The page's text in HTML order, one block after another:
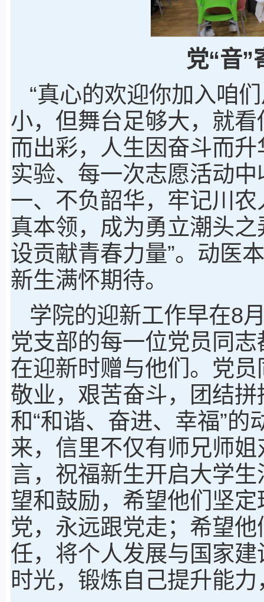
党“音”
“真心的欢迎你加入咱
小，但舞台足够大，就
而出彩，人生因奋斗而
实验、每一次志愿活动
一、不负韶华，牢记川农
真本领，成为勇立潮头
设贡献青春力量”。动医
新生满怀期待。
学院的迎新工作早在8
党支部的每一位党员同
在迎新时赠与他们。党
敬业，艰苦奋斗，团结拼
和“和谐、奋进、幸福”
来，信里不仅有师兄师
言，祝福新生开启大学
望和鼓励，希望他们坚
党，永远跟党走；希望
任，将个人发展与国家
时光，锻炼自己提升能